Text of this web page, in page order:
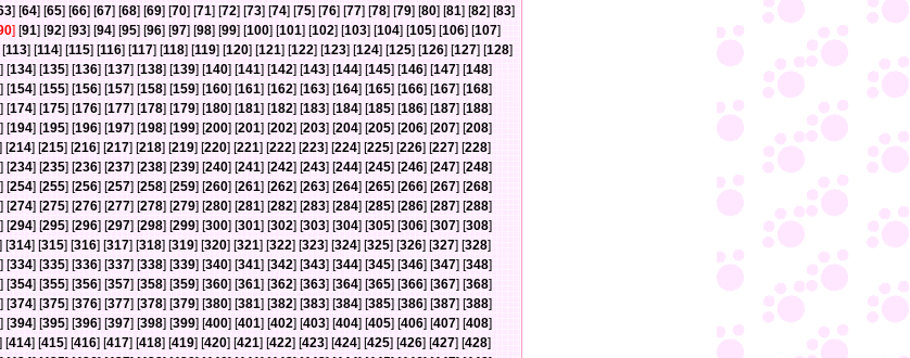
] [64] [65] [66] [67] [68] [69] [70] [71] [72] [73] [74] [75] [76] [77] [78] [79] [80] [81] [82] [83]
] [91] [92] [93] [94] [95] [96] [97] [98] [99] [100] [101] [102] [103] [104] [105] [106] [107]
[113] [114] [115] [116] [117] [118] [119] [120] [121] [122] [123] [124] [125] [126] [127] [128]
] [134] [135] [136] [137] [138] [139] [140] [141] [142] [143] [144] [145] [146] [147] [148]
] [154] [155] [156] [157] [158] [159] [160] [161] [162] [163] [164] [165] [166] [167] [168]
] [174] [175] [176] [177] [178] [179] [180] [181] [182] [183] [184] [185] [186] [187] [188]
] [194] [195] [196] [197] [198] [199] [200] [201] [202] [203] [204] [205] [206] [207] [208]
] [214] [215] [216] [217] [218] [219] [220] [221] [222] [223] [224] [225] [226] [227] [228]
] [234] [235] [236] [237] [238] [239] [240] [241] [242] [243] [244] [245] [246] [247] [248]
] [254] [255] [256] [257] [258] [259] [260] [261] [262] [263] [264] [265] [266] [267] [268]
] [274] [275] [276] [277] [278] [279] [280] [281] [282] [283] [284] [285] [286] [287] [288]
] [294] [295] [296] [297] [298] [299] [300] [301] [302] [303] [304] [305] [306] [307] [308]
] [314] [315] [316] [317] [318] [319] [320] [321] [322] [323] [324] [325] [326] [327] [328]
] [334] [335] [336] [337] [338] [339] [340] [341] [342] [343] [344] [345] [346] [347] [348]
] [354] [355] [356] [357] [358] [359] [360] [361] [362] [363] [364] [365] [366] [367] [368]
] [374] [375] [376] [377] [378] [379] [380] [381] [382] [383] [384] [385] [386] [387] [388]
] [394] [395] [396] [397] [398] [399] [400] [401] [402] [403] [404] [405] [406] [407] [408]
] [414] [415] [416] [417] [418] [419] [420] [421] [422] [423] [424] [425] [426] [427] [428]